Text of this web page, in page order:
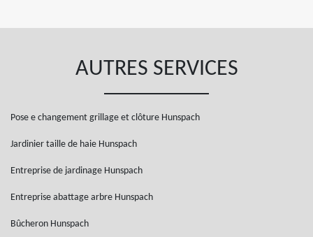
AUTRES SERVICES
Pose e changement grillage et clôture Hunspach
Jardinier taille de haie Hunspach
Entreprise de jardinage Hunspach
Entreprise abattage arbre Hunspach
Bûcheron Hunspach